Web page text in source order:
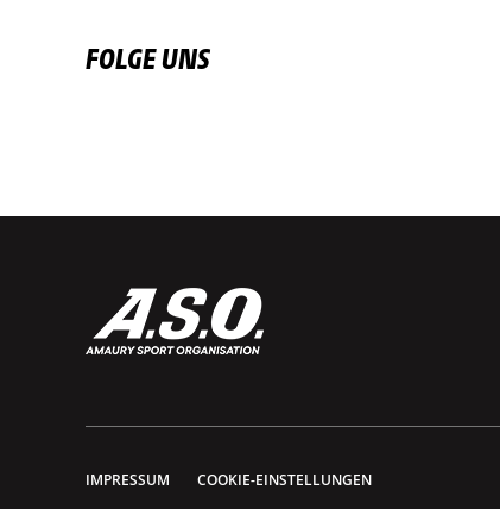
FOLGE UNS
IMPRESSUM COOKIE-EINSTELLUNGEN